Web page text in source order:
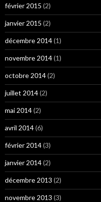
février 2015 (2)
janvier 2015 (2)
décembre 2014(1)
novembre 2014(1)
octobre 2014(2)
juillet 2014(2)
mai 2014(2)
avril 2014(6)
février 2014(3)
janvier 2014(2)
décembre 2013 (2)
novembre 2013 (3)